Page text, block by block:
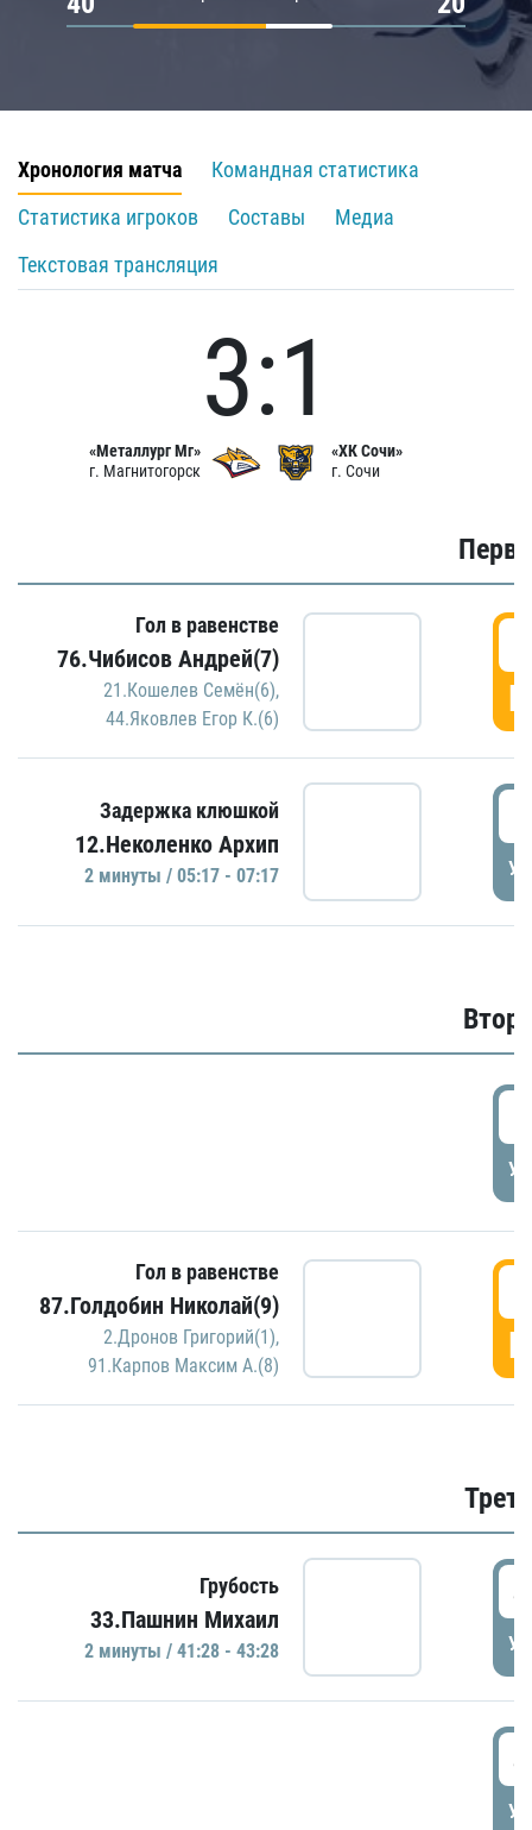
Хронология матча
Командная статистика
Статистика игроков
Составы
Медиа
Текстовая трансляция
«Металлург Мг»
г. Магнитогорск
3:1
«ХК Сочи»
г. Сочи
Гол в равенстве
76.Чибисов Андрей(7)
21.Кошелев Семён(6),
44.Яковлев Егор К.(6)
Задержка клюшкой
12.Неколенко Архип
2 минуты / 05:17 - 07:17
Гол в равенстве
87.Голдобин Николай(9)
2.Дронов Григорий(1),
91.Карпов Максим А.(8)
Грубость
33.Пашнин Михаил
2 минуты / 41:28 - 43:28